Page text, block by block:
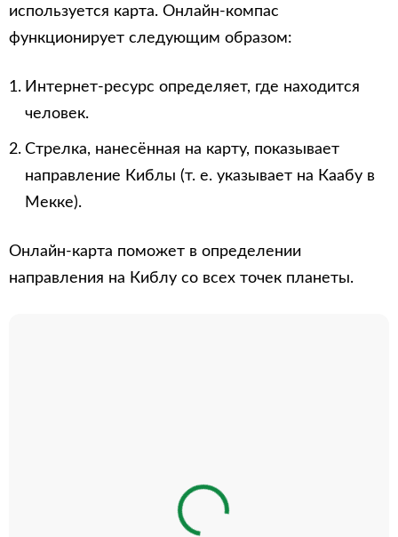
используется карта. Онлайн-компас
функционирует следующим образом:
Интернет-ресурс определяет, где находится
человек.
Стрелка, нанесённая на карту, показывает
направление Киблы (т. е. указывает на Каабу в
Мекке).
Онлайн-карта поможет в определении
направления на Киблу со всех точек планеты.